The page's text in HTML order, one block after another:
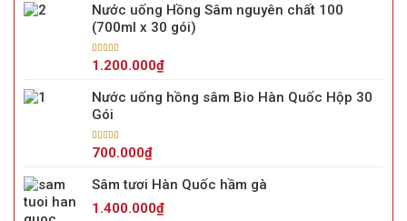
Nước uống Hồng Sâm nguyên chất 100
(700ml x 30 gói)
Được xếp
sao
1.200.000₫
Nước uống hồng sâm Bio Hàn Quốc Hộp 30
Gói
Được xếp
sao
700.000₫
Sâm tươi Hàn Quốc hầm gà
1.400.000₫